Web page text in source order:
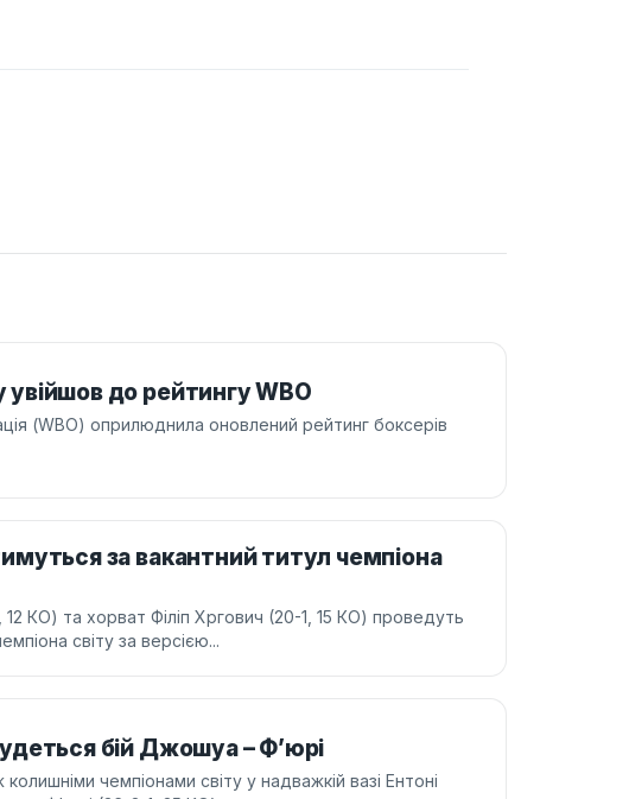
до рейтингу WBO
(WBO) оприлюднила оновлений рейтинг боксерів
за вакантний титул чемпіона
КО) та хорват Філіп Хргович (20-1, 15 КО) проведуть
світу за версією...
бій Джошуа – Ф’юрі
чемпіонами світу у надважкій вазі Ентоні